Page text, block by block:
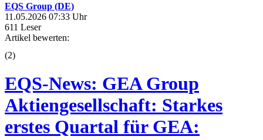
EQS Group (DE)
11.05.2026 07:33 Uhr
611 Leser
Artikel bewerten:
(2)
EQS-News: GEA Group
Aktiengesellschaft: Starkes
erstes Quartal für GEA: